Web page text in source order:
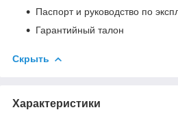
Паспорт и руководство по
Гарантийный талон
Скрыть
Характеристики